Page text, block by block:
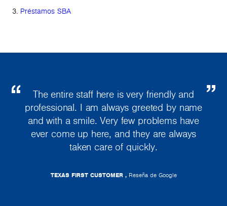
Préstamos SBA
The entire staff here is very friendly and
professional. I am always greeted by name
and with a smile. Very few problems have
ever come up here, and they are always
taken care of quickly.
TEXAS FIRST CUSTOMER , Reseña de Google